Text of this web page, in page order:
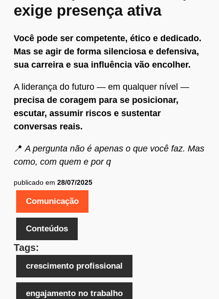
exige presença ativa
Você pode ser competente, ético e dedicado.
Mas se agir de forma silenciosa e defensiva,
sua carreira e sua influência vão encolher.
A liderança do futuro — em qualquer nível —
precisa de coragem para se posicionar,
escutar, assumir riscos e sustentar
conversas reais.
📍A pergunta não é apenas o que você faz. Mas
como, com quem e por q
publicado em 28/07/2025
Comunicação
Conteúdos
Tags:
crescimento profissional
engajamento no trabalho